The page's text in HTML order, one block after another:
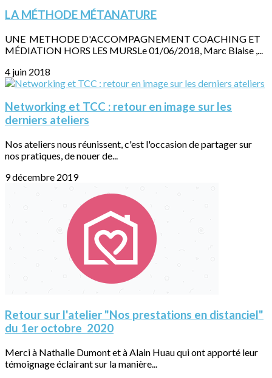
LA MÉTHODE MÉTANATURE
UNE METHODE D'ACCOMPAGNEMENT COACHING ET
MÉDIATION HORS LES MURSLe 01/06/2018, Marc Blaise ,...
4 juin 2018
Networking et TCC : retour en image sur les
derniers ateliers
Nos ateliers nous réunissent, c'est l'occasion de partager sur
nos pratiques, de nouer de...
9 décembre 2019
Retour sur l'atelier "Nos prestations en distanciel"
du 1er octobre 2020
Merci à Nathalie Dumont et à Alain Huau qui ont apporté leur
témoignage éclairant sur la manière...